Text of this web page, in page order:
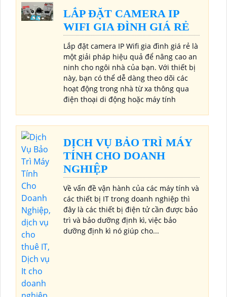
LẮP ĐẶT CAMERA IP
WIFI GIA ĐÌNH GIÁ RẺ
Lắp đặt camera IP Wifi gia đình giá rẻ là
một giải pháp hiệu quả để nâng cao an
ninh cho ngôi nhà của bạn. Với thiết bị
này, bạn có thể dễ dàng theo dõi các
hoạt động trong nhà từ xa thông qua
điện thoại di động hoặc máy tính
DỊCH VỤ BẢO TRÌ MÁY
TÍNH CHO DOANH
NGHIỆP
Về vấn đề vận hành của các máy tính và
các thiết bị IT trong doanh nghiệp thì
đây là các thiết bị điện tử cần được bảo
trì và bảo dưỡng định kì, việc bảo
dưỡng định kì nó giúp cho...